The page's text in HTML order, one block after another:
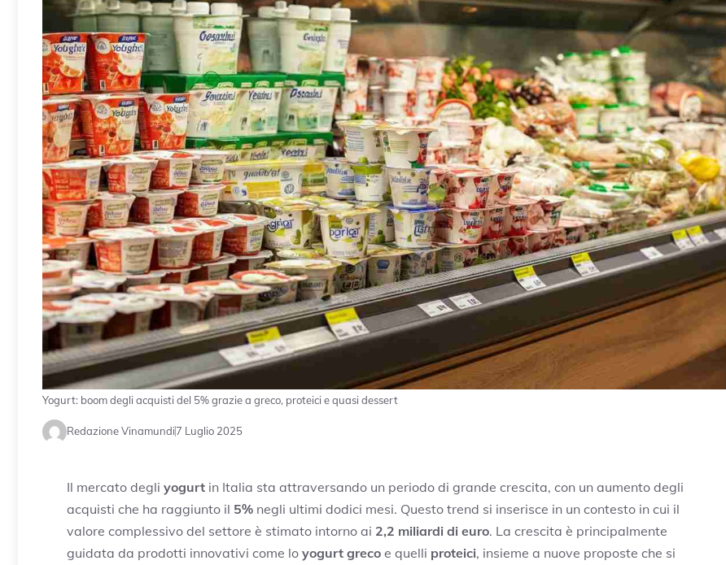
Yogurt: boom degli acquisti del 5% grazie a greco, proteici e quasi dessert
Redazione Vinamundi7 Luglio 2025
Il mercato degli yogurt in Italia sta attraversando un periodo di grande crescita, con un aumento degli
acquisti che ha raggiunto il 5% negli ultimi dodici mesi. Questo trend si inserisce in un contesto in cui il
valore complessivo del settore è stimato intorno ai 2,2 miliardi di euro. La crescita è principalmente
guidata da prodotti innovativi come lo yogurt greco e quelli proteici, insieme a nuove proposte che si